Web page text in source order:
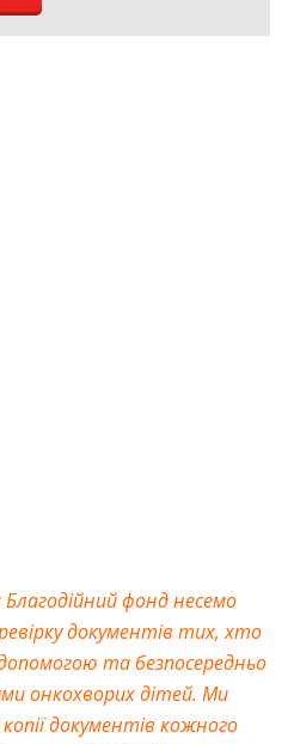
фонд несемо
документів тих, хто
та безпосередньо
онкохворих дітей. Ми
документів кожного